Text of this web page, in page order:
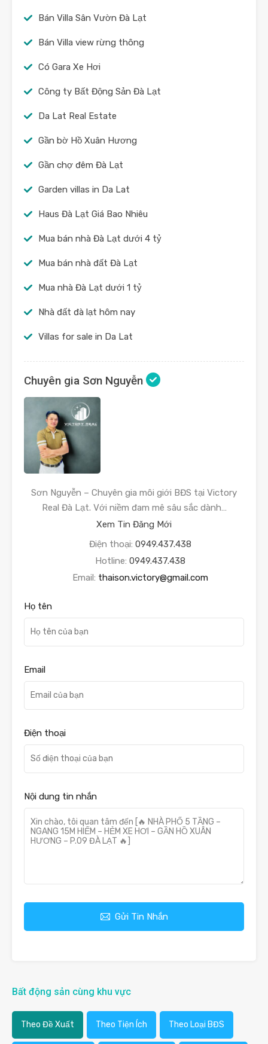
Bán Villa Sân Vườn Đà Lạt
Bán Villa view rừng thông
Có Gara Xe Hơi
Công ty Bất Động Sản Đà Lạt
Da Lat Real Estate
Gần bờ Hồ Xuân Hương
Gần chợ đêm Đà Lạt
Garden villas in Da Lat
Haus Đà Lạt Giá Bao Nhiêu
Mua bán nhà Đà Lạt dưới 4 tỷ
Mua bán nhà đất Đà Lạt
Mua nhà Đà Lạt dưới 1 tỷ
Nhà đất đà lạt hôm nay
Villas for sale in Da Lat
Chuyên gia Sơn Nguyễn
Sơn Nguyễn – Chuyên gia môi giới BĐS tại Victory
Real Đà Lạt. Với niềm đam mê sâu sắc dành…
Xem Tin Đăng Mới
Điện thoại: 0949.437.438
Hotline: 0949.437.438
Email: thaison.victory@gmail.com
Họ tên
Email
Điện thoại
Nội dung tin nhắn
Gửi Tin Nhắn
Bất động sản cùng khu vực
Theo Đề Xuất Theo Tiện Ích Theo Loại BĐS